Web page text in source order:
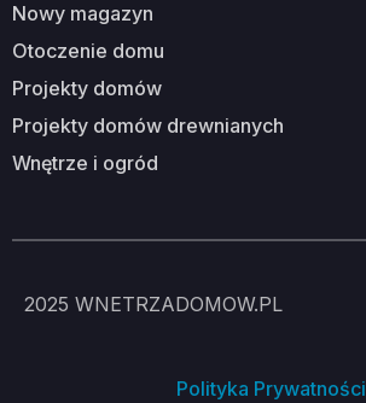
nowy magazyn
otoczenie domu
projekty domów
projekty domów drewnianych
wnętrze i ogród
2025 WNETRZADOMOW.PL
Polityka Prywatności